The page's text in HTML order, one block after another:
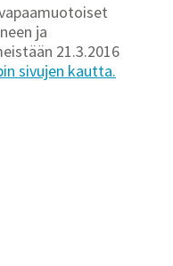
ja
21.3.2016
sivujen kautta.